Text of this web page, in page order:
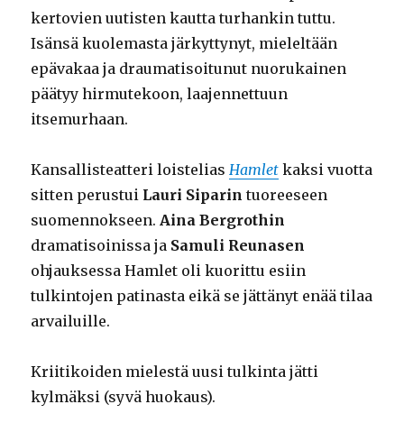
kertovien uutisten kautta turhankin tuttu.
Isänsä kuolemasta järkyttynyt, mieleltään
epävakaa ja draumatisoitunut nuorukainen
päätyy hirmutekoon, laajennettuun
itsemurhaan.
Kansallisteatteri loisteliasHamlet kaksi vuotta
sitten perustui Lauri Siparin tuoreeseen
suomennokseen.Aina Bergrothin
dramatisoinissa ja Samuli Reunasen
ohjauksessa Hamlet oli kuorittu esiin
tulkintojen patinasta eikä se jättänyt enää tilaa
arvailuille.
Kriitikoiden mielestä uusi tulkinta jätti
kylmäksi (syvä huokaus).